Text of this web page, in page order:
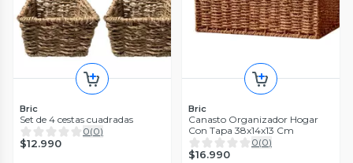
Bric
Set de 4 cestas cuadradas
0(0)
$12.990
Bric
Canasto Organizador Hogar
Con Tapa 38x14x13 Cm
0(0)
$16.990